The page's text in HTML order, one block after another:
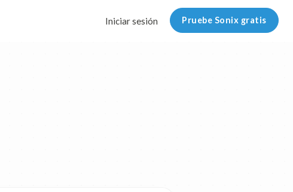
Iniciar sesión Pruebe Sonix gratis